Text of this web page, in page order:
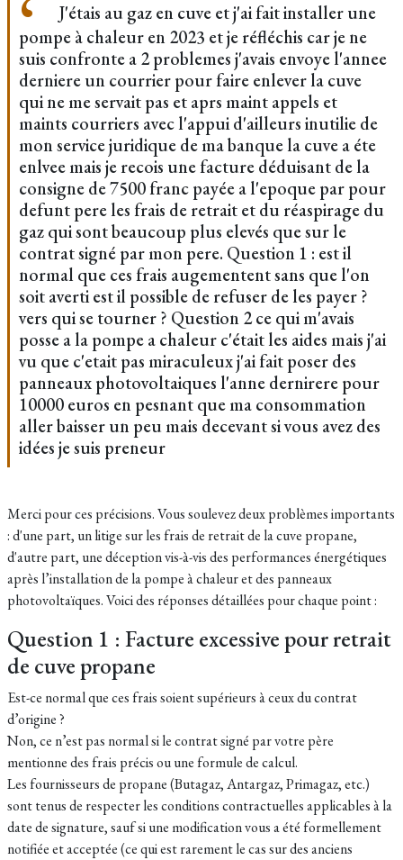
J'étais au gaz en cuve et j'ai fait installer une
pompe à chaleur en 2023 et je réfléchis car je ne
suis confronte a 2 problemes j'avais envoye l'annee
derniere un courrier pour faire enlever la cuve
qui ne me servait pas et aprs maint appels et
maints courriers avec l'appui d'ailleurs inutilie de
mon service juridique de ma banque la cuve a éte
enlvee mais je recois une facture déduisant de la
consigne de 7500 franc payée a l'epoque par pour
defunt pere les frais de retrait et du réaspirage du
gaz qui sont beaucoup plus elevés que sur le
contrat signé par mon pere. Question 1 : est il
normal que ces frais augementent sans que l'on
soit averti est il possible de refuser de les payer ?
vers qui se tourner ? Question 2 ce qui m'avais
posse a la pompe a chaleur c'était les aides mais j'ai
vu que c'etait pas miraculeux j'ai fait poser des
panneaux photovoltaiques l'anne dernirere pour
10000 euros en pesnant que ma consommation
aller baisser un peu mais decevant si vous avez des
idées je suis preneur
Merci pour ces précisions. Vous soulevez deux problèmes importants
: d'une part, un litige sur les frais de retrait de la cuve propane,
d'autre part, une déception vis-à-vis des performances énergétiques
après l’installation de la pompe à chaleur et des panneaux
photovoltaïques. Voici des réponses détaillées pour chaque point :
Question 1 : Facture excessive pour retrait
de cuve propane
Est-ce normal que ces frais soient supérieurs à ceux du contrat
d’origine ?
Non, ce n’est pas normal si le contrat signé par votre père
mentionne des frais précis ou une formule de calcul.
Les fournisseurs de propane (Butagaz, Antargaz, Primagaz, etc.)
sont tenus de respecter les conditions contractuelles applicables à la
date de signature, sauf si une modification vous a été formellement
notifiée et acceptée (ce qui est rarement le cas sur des anciens